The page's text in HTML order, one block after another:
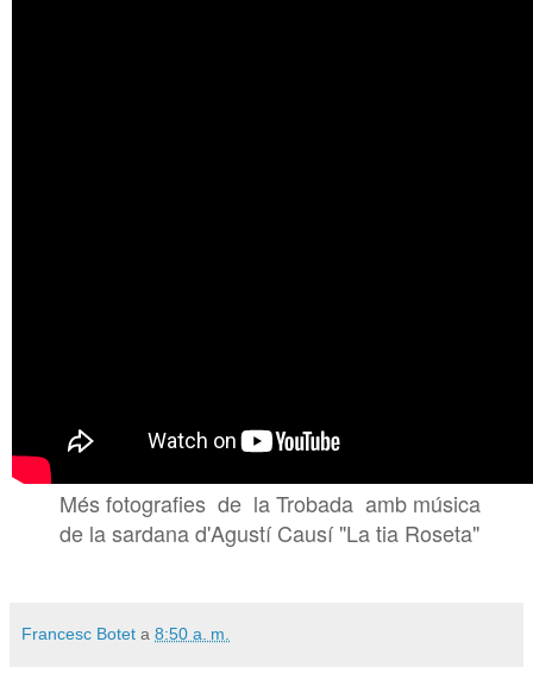
Més fotografies de la Trobada amb música
de la sardana d'Agustí Causí "La tia Roseta"
Francesc Botet a 8:50 a. m.